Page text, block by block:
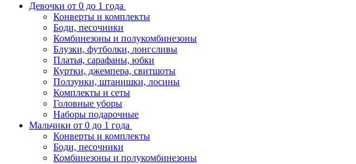
Девочки от 0 до 1 года
Конверты и комплекты
Боди, песочники
Комбинезоны и полукомбинезоны
Блузки, футболки, лонгсливы
Платья, сарафаны, юбки
Куртки, джемпера, свитшоты
Ползунки, штанишки, лосины
Комплекты и сеты
Головные уборы
Наборы подарочные
Мальчики от 0 до 1 года
Конверты и комплекты
Боди, песочники
Комбинезоны и полукомбинезоны